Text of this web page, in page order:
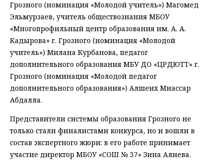
Грозного (номинация «Молодой учитель») Магомед
Эльмурзаев, учитель обществознания МБОУ
«Многопрофильный центр образования им. А. А.
Кадырова» г. Грозного (номинация «Молодой
учитель») Милана Курбанова, педагог
дополнительного образования МБУ ДО «ЦРДЮТТ» г.
Грозного (номинация «Молодой педагог
дополнительного образования») Алшеих Миассар
Абдалла.
Представители системы образования Грозного не
только стали финалистами конкурса, но и вошли в
состав экспертного жюри: в его работе принимает
участие директор МБОУ «СОШ № 37» Зина Алиева.